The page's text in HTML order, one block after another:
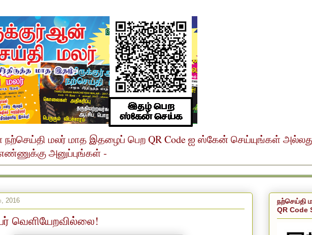
நற்செய்தி மலர் மாத இதழைப் பெற QR Code ஐ ஸ்கேன் செய்யுங்கள்
எண்ணுக்கு அனுப்புங்கள் -
2016
வெளியேறவில்லை!
நற்செய்தி
QR Code